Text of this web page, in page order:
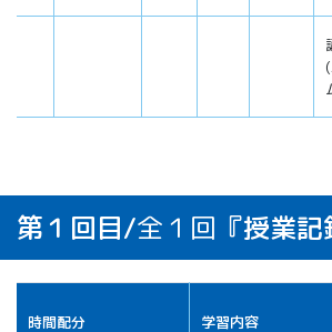
第１回目/全１回 『授業
時間配分 学習内容